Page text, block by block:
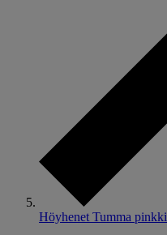
Höyhenet Tumma pinkki